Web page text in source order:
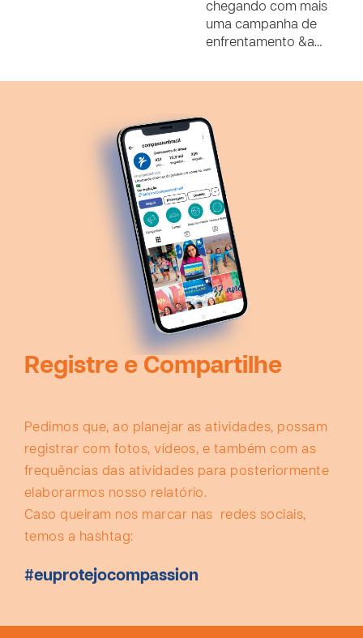
chegando com mais
uma campanha de
enfrentamento &a…
Registre e Compartilhe
Pedimos que, ao planejar as atividades, possam
registrar com fotos, vídeos, e também com as
frequências das atividades para posteriormente
elaborarmos nosso relatório.
Caso queiram nos marcar nas redes sociais,
temos a hashtag:
#euprotejocompassion